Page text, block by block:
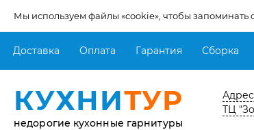
Мы используем файлы «cookie», чтобы запоминать
Доставка Оплата Гарантия Сборка
КУХНИТУР
недорогие кухонные гарнитуры
ТЦ